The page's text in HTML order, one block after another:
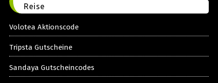
Reise
Volotea Aktionscode
Tripsta Gutscheine
Sandaya Gutscheincodes